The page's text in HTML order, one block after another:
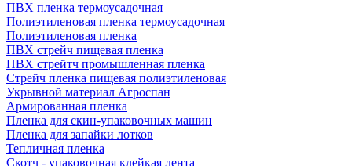
ПВХ пленка термоусадочная
Полиэтиленовая пленка термоусадочная
Полиэтиленовая пленка
ПВХ стрейч пищевая пленка
ПВХ стрейтч промышленная пленка
Стрейч пленка пищевая полиэтиленовая
Укрывной материал Агроспан
Армированная пленка
Пленка для скин-упаковочных машин
Пленка для запайки лотков
Тепличная пленка
Скотч - упаковочная клейкая лента